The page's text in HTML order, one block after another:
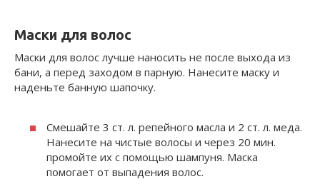
Маски для волос
Маски для волос лучше нано­сить не после выхода из
бани, а перед заходом в парную. Нане­сите маску и
наденьте банную шапочку.
Смешайте 3 ст. л. репейного масла и 2 ст. л. меда.
Нанесите на чистые волосы и через 20 мин.
промойте их с помощью шампуня. Маска
помогает от выпадения волос.